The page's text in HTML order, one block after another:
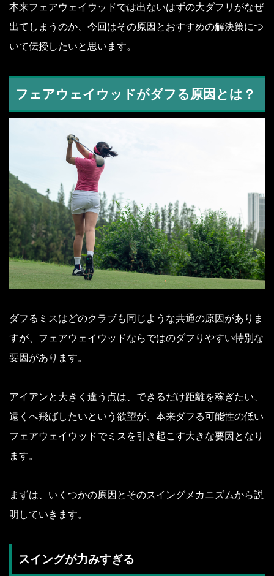
本来フェアウェイウッドでは出ないはずの大ダフリがなぜ
出てしまうのか、今回はその原因とおすすめの解決策につ
いて伝授したいと思います。
フェアウェイウッドがダフる原因とは？
ダフるミスはどのクラブも同じような共通の原因がありま
すが、フェアウェイウッドならではのダフりやすい特別な
要因があります。
アイアンと大きく違う点は、できるだけ距離を稼ぎたい、
遠くへ飛ばしたいという欲望が、本来ダフる可能性の低い
フェアウェイウッドでミスを引き起こす大きな要因となり
ます。
まずは、いくつかの原因とそのスイングメカニズムから説
明していきます。
スイングが力みすぎる